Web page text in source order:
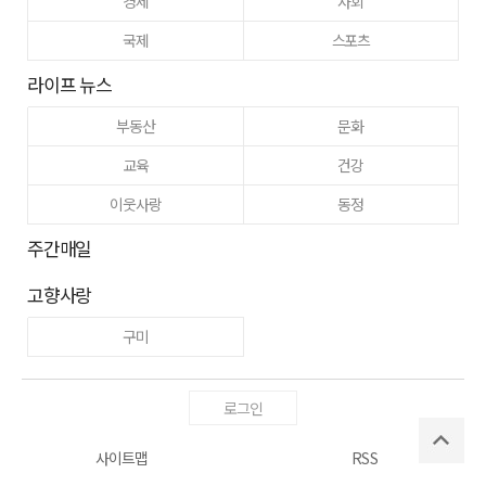
국제
스포츠
라이프 뉴스
부동산
문화
교육
건강
이웃사랑
동정
주간매일
고향사랑
구미
로그인
사이트맵 RSS